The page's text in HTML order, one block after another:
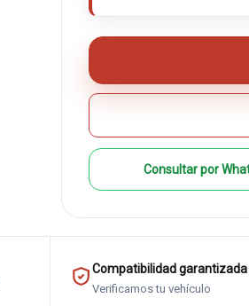
Consultar por
Compatibilidad garantizada
Verificamos tu vehículo